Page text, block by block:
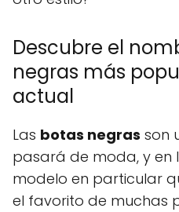
Descubre el
negras más
actual
Las botas negras son
pasará de moda, y
modelo en particular
el favorito de muchas